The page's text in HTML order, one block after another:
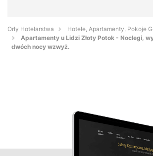
Orły Hotelarstwa
Hotele, Apartamenty, Pokoje
Apartamenty u Lidzi Złoty Potok - Noclegi,
dwóch nocy wzwyż.